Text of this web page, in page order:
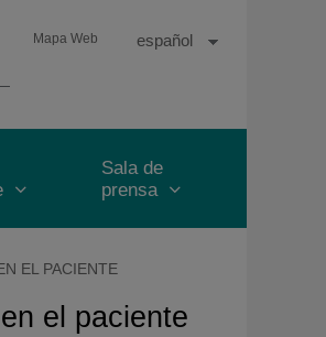
Mapa Web
SelectorIdioma
Español
Sala de
prensa
EL PACIENTE
el paciente